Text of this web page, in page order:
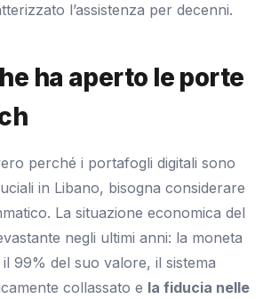
l’assistenza per decenni.
ha aperto le porte
perché i portafogli digitali sono
in Libano, bisogna considerare
La situazione economica del
negli ultimi anni: la moneta
99% del suo valore, il sistema
collassato e la fiducia nelle